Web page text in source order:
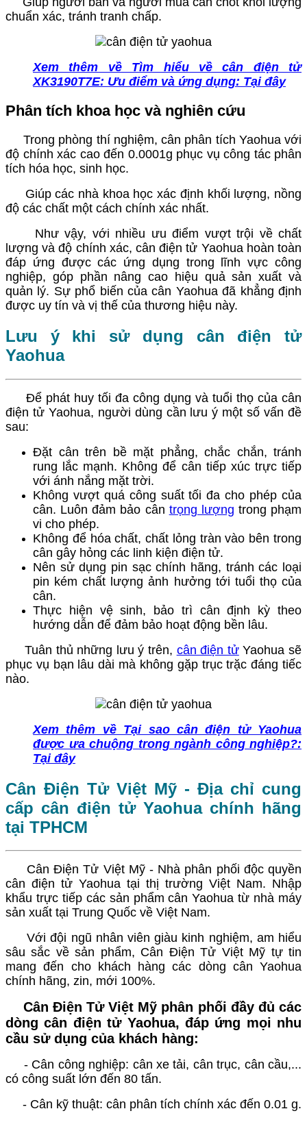
chuẩn xác, tránh tranh chấp.
Xem thêm về Tìm hiểu về cân điện tử
XK3190T7E: Ưu điểm và ứng dụng: Tại đây
Phân tích khoa học và nghiên cứu
Trong phòng thí nghiệm, cân phân tích Yaohua với
độ chính xác cao đến 0.0001g phục vụ công tác phân
tích hóa học, sinh học.
Giúp các nhà khoa học xác định khối lượng, nồng
độ các chất một cách chính xác nhất.
Như vậy, với nhiều ưu điểm vượt trội về chất
lượng và độ chính xác, cân điện tử Yaohua hoàn toàn
đáp ứng được các ứng dụng trong lĩnh vực công
nghiệp, góp phần nâng cao hiệu quả sản xuất và
quản lý. Sự phổ biến của cân Yaohua đã khẳng định
được uy tín và vị thế của thương hiệu này.
Lưu ý khi sử dụng cân điện tử
Yaohua
Để phát huy tối đa công dụng và tuổi thọ của cân
điện tử Yaohua, người dùng cần lưu ý một số vấn đề
sau:
Đặt cân trên bề mặt phẳng, chắc chắn, tránh
rung lắc mạnh. Không để cân tiếp xúc trực tiếp
với ánh nắng mặt trời.
Không vượt quá công suất tối đa cho phép của
cân. Luôn đảm bảo cân trọng lượng trong phạm
vi cho phép.
Không để hóa chất, chất lỏng tràn vào bên trong
cân gây hỏng các linh kiện điện tử.
Nên sử dụng pin sạc chính hãng, tránh các loại
pin kém chất lượng ảnh hưởng tới tuổi thọ của
cân.
Thực hiện vệ sinh, bảo trì cân định kỳ theo
hướng dẫn để đảm bảo hoạt động bền lâu.
Tuân thủ những lưu ý trên, cân điện tửYaohua sẽ
phục vụ bạn lâu dài mà không gặp trục trặc đáng tiếc
nào.
Xem thêm về Tại sao cân điện tử Yaohua
được ưa chuộng trong ngành công nghiệp?:
Tại đây
Cân Điện Tử Việt Mỹ - Địa chỉ cung
cấp cân điện tử Yaohua chính hãng
tại TPHCM
Cân Điện Tử Việt Mỹ - Nhà phân phối độc quyền
cân điện tử Yaohua tại thị trường Việt Nam. Nhập
khẩu trực tiếp các sản phẩm cân Yaohua từ nhà máy
sản xuất tại Trung Quốc về Việt Nam.
Với đội ngũ nhân viên giàu kinh nghiệm, am hiểu
sâu sắc về sản phẩm, Cân Điện Tử Việt Mỹ tự tin
mang đến cho khách hàng các dòng cân Yaohua
chính hãng, zin, mới 100%.
Cân Điện Tử Việt Mỹ phân phối đầy đủ các
dòng cân điện tử Yaohua, đáp ứng mọi nhu
cầu sử dụng của khách hàng:
- Cân công nghiệp: cân xe tải, cân trục, cân cầu,...
có công suất lớn đến 80 tấn.
- Cân kỹ thuật: cân phân tích chính xác đến 0.01 g.